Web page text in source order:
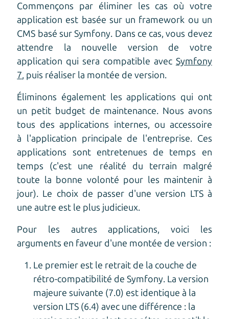
Commençons par éliminer les cas où votre
application est basée sur un framework ou un
CMS basé sur Symfony. Dans ce cas, vous devez
attendre la nouvelle version de votre
application qui sera compatible avec Symfony
7, puis réaliser la montée de version.
Éliminons également les applications qui ont
un petit budget de maintenance. Nous avons
tous des applications internes, ou accessoire
à l'application principale de l'entreprise. Ces
applications sont entretenues de temps en
temps (c'est une réalité du terrain malgré
toute la bonne volonté pour les maintenir à
jour). Le choix de passer d'une version LTS à
une autre est le plus judicieux.
Pour les autres applications, voici les
arguments en faveur d'une montée de version :
Le premier est le retrait de la couche de
rétro-compatibilité de Symfony. La version
majeure suivante (7.0) est identique à la
version LTS (6.4) avec une différence : la